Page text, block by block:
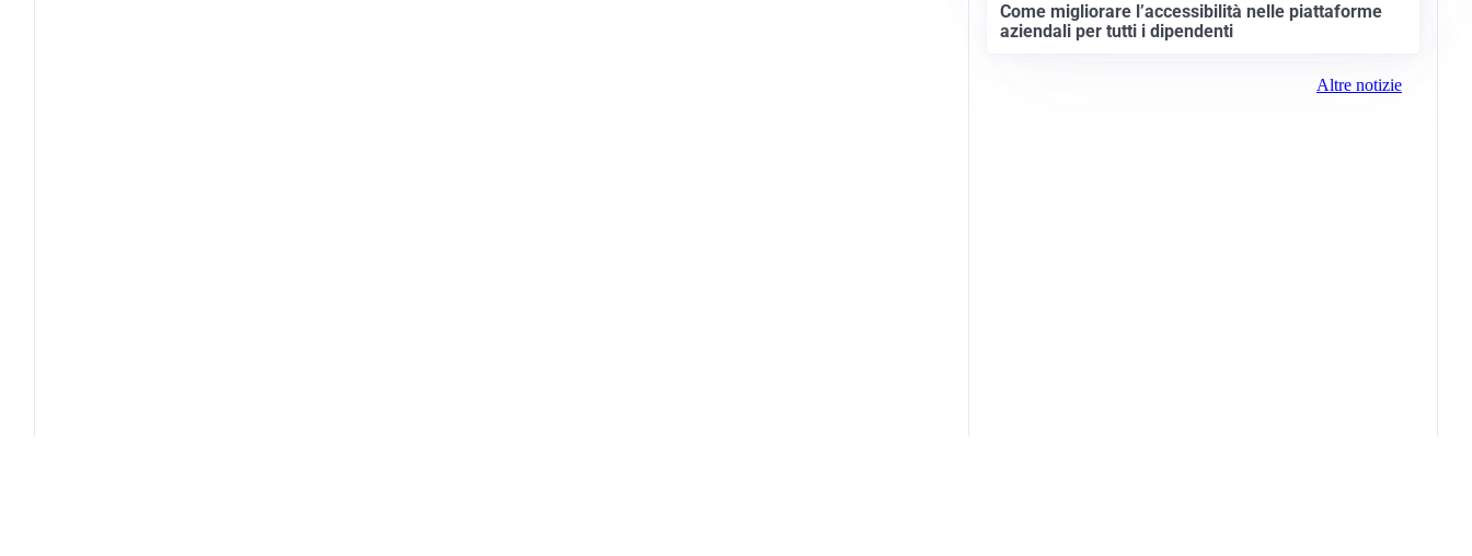
Come migliorare l’accessibilità nelle piattaforme
aziendali per tutti i dipendenti
Altre notizie